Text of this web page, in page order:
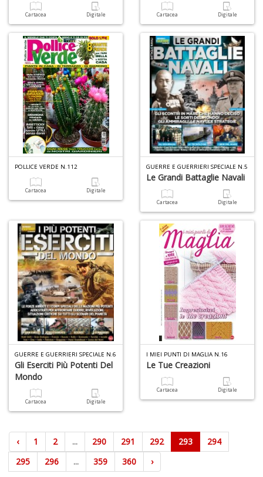
Cartacea Digitale Cartacea Digitale
POLLICE VERDE N.112
Cartacea Digitale
GUERRE E GUERRIERI SPECIALE N.5
Le Grandi Battaglie Navali
Cartacea Digitale
GUERRE E GUERRIERI SPECIALE N.6
Gli Eserciti Più Potenti Del
Mondo
Cartacea Digitale
I MIEI PUNTI DI MAGLIA N.16
Le Tue Creazioni
Cartacea Digitale
‹ 1 2 ... 290 291 292 293
294
295
296 ... 359 360 ›